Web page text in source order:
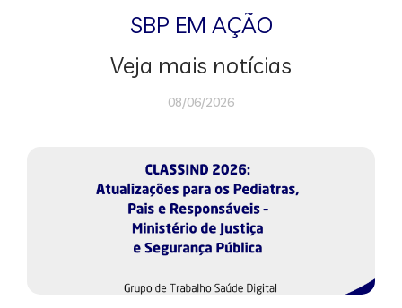
SBP EM AÇÃO
Veja mais notícias
08/06/2026